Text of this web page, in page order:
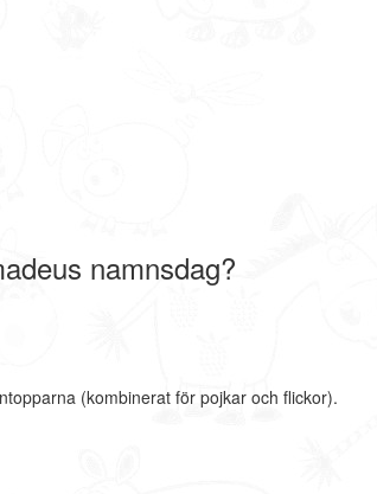
namnsdag?
(kombinerat för pojkar och flickor).